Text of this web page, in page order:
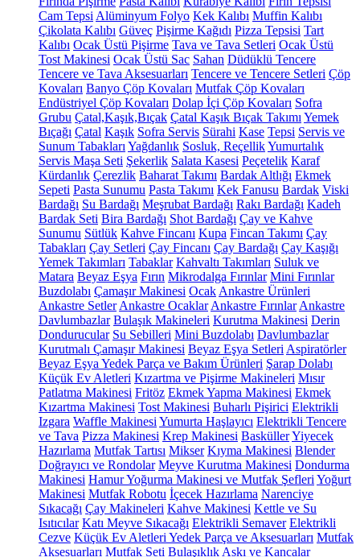
Cam Tepsi Alüminyum Folyo Kek Kalıbı Muffin Kalıbı
Çikolata Kalıbı Güveç Pişirme Kağıdı Pizza Tepsisi Tart
Kalıbı Ocak Üstü Pişirme Tava ve Tava Setleri Ocak Üstü
Tost Makinesi Ocak Üstü Sac Sahan Düdüklü Tencere
Tencere ve Tava Aksesuarları Tencere ve Tencere Setleri Çöp
Kovaları Banyo Çöp Kovaları Mutfak Çöp Kovaları
Endüstriyel Çöp Kovaları Dolap İçi Çöp Kovaları Sofra
Grubu Çatal,Kaşık,Bıçak Çatal Kaşık Bıçak Takımı Yemek
Bıçağı Çatal Kaşık Sofra Servis Sürahi Kase Tepsi Servis ve
Sunum Tabakları Yağdanlık Sosluk, ReçellikYumurtalık
Servis Maşa Seti Şekerlik Salata Kasesi Peçetelik Karaf
Kürdanlık Çerezlik Baharat Takımı Bardak Altlığı Ekmek
Sepeti Pasta Sunumu Pasta Takımı Kek Fanusu Bardak Viski
Bardağı Su Bardağı Meşrubat Bardağı Rakı Bardağı Kadeh
Bardak Seti Bira Bardağı Shot Bardağı Çay ve Kahve
Sunumu Sütlük Kahve Fincanı Kupa Fincan Takımı Çay
Tabakları Çay Setleri Çay Fincanı Çay Bardağı Çay Kaşığı
Yemek Takımları Tabaklar Kahvaltı Takımları Suluk ve
Matara Beyaz Eşya Fırın Mikrodalga Fırınlar Mini Fırınlar
Buzdolabı Çamaşır Makinesi Ocak Ankastre Ürünleri
Ankastre Setler Ankastre Ocaklar Ankastre Fırınlar Ankastre
Davlumbazlar Bulaşık Makineleri Kurutma Makinesi Derin
Dondurucular Su Sebilleri Mini Buzdolabı Davlumbazlar
Kurutmalı Çamaşır Makinesi Beyaz Eşya Setleri Aspiratörler
Beyaz Eşya Yedek Parça ve Bakım Ürünleri Şarap Dolabı
Küçük Ev Aletleri Kızartma ve Pişirme Makineleri Mısır
Patlatma Makinesi Fritöz Ekmek Yapma Makinesi Ekmek
Kızartma Makinesi Tost Makinesi Buharlı Pişirici Elektrikli
Izgara Waffle Makinesi Yumurta Haşlayıcı Elektrikli Tencere
ve Tava Pizza Makinesi Krep Makinesi BasküllerYiyecek
Hazırlama Mutfak Tartısı Mikser Kıyma Makinesi Blender
Doğrayıcı ve Rondolar Meyve Kurutma Makinesi Dondurma
Makinesi Hamur Yoğurma Makinesi ve Mutfak Şefleri Yoğurt
Makinesi Mutfak Robotu İçecek Hazırlama Narenciye
Sıkacağı Çay Makineleri Kahve Makinesi Kettle ve Su
Isıtıcılar Katı Meyve Sıkacağı Elektrikli Semaver Elektrikli
Cezve Küçük Ev Aletleri Yedek Parça ve Aksesuarları Mutfak
Aksesuarları Mutfak Seti Bulaşıklık Askı ve Kancalar